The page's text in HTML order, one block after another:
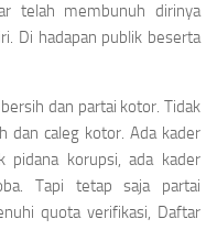
telah membunuh dirinya
Di hadapan publik beserta
dan partai kotor. Tidak
dan caleg kotor. Ada kader
pidana korupsi, ada kader
Tapi tetap saja partai
quotaverifikasi, Daftar